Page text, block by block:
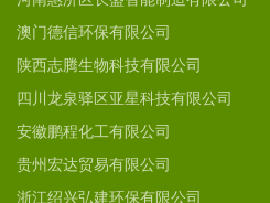
澳门德信环保有限公司
陕西志腾生物科技有限公司
四川龙泉驿区亚星科技有限公司
安徽鹏程化工有限公司
贵州宏达贸易有限公司
浙江绍兴弘建环保有限公司